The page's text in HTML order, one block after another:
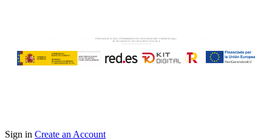
Sign in Create an Account